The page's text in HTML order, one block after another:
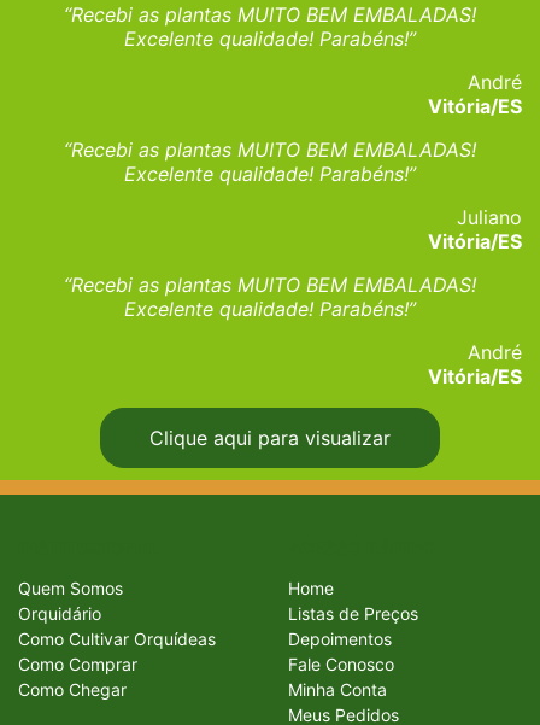
“Recebi as plantas MUITO BEM EMBALADAS!
Excelente qualidade! Parabéns!”
André
Vitória/ES
“Recebi as plantas MUITO BEM EMBALADAS!
Excelente qualidade! Parabéns!”
Juliano
Vitória/ES
“Recebi as plantas MUITO BEM EMBALADAS!
Excelente qualidade! Parabéns!”
André
Vitória/ES
Clique aqui para visualizar
Quem Somos
Orquidário
Como Cultivar Orquídeas
Como Comprar
Como Chegar
Home
Listas de Preços
Depoimentos
Fale Conosco
Minha Conta
Meus Pedidos